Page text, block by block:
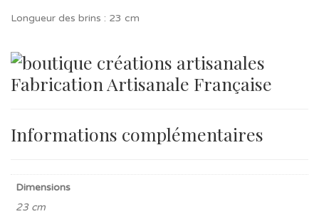
Longueur des brins : 23 cm
Fabrication Artisanale Française
Informations complémentaires
Dimensions
23 cm